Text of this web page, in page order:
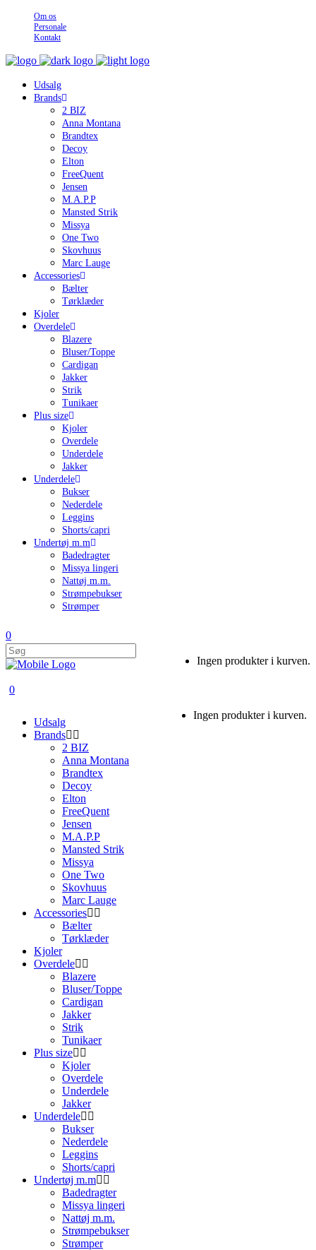
Om os
Personale
Kontakt
Udsalg
Brands
2 BIZ
Anna Montana
Brandtex
Decoy
Elton
FreeQuent
Jensen
M.A.P.P
Mansted Strik
Missya
One Two
Skovhuus
Marc Lauge
Accessories
Bælter
Tørklæder
Kjoler
Overdele
Blazere
Bluser/Toppe
Cardigan
Jakker
Strik
Tunikaer
Plus size
Kjoler
Overdele
Underdele
Jakker
Underdele
Bukser
Nederdele
Leggins
Shorts/capri
Undertøj m.m
Badedragter
Missya lingeri
Nattøj m.m.
Strømpebukser
Strømper
0
Ingen produkter i kurven.
0
Ingen produkter i kurven.
Udsalg
Brands
2 BIZ
Anna Montana
Brandtex
Decoy
Elton
FreeQuent
Jensen
M.A.P.P
Mansted Strik
Missya
One Two
Skovhuus
Marc Lauge
Accessories
Bælter
Tørklæder
Kjoler
Overdele
Blazere
Bluser/Toppe
Cardigan
Jakker
Strik
Tunikaer
Plus size
Kjoler
Overdele
Underdele
Jakker
Underdele
Bukser
Nederdele
Leggins
Shorts/capri
Undertøj m.m
Badedragter
Missya lingeri
Nattøj m.m.
Strømpebukser
Strømper